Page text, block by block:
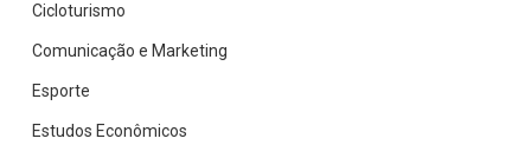
Cicloturismo
Comunicação e Marketing
Esporte
Estudos Econômicos